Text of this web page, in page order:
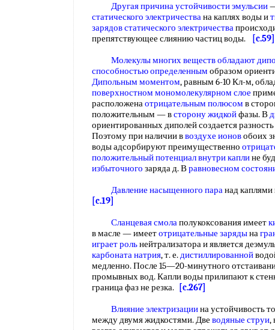
Другая причинаустойчивости эмульсии
статического электричествана каплях воды и
зарядов статического электричества
препятствующее слиянию частиц воды.
[c.59]
Молекулы многихвеществ обладают
способностью определенным образом
Дипольным моментом, равным 6-10 Кл-м,
поверхностном мономолекулярном слое
расположенаотрицательным полюсом в
положительным — всторону жидкойфазы. В
ориентированных диполей создается
Поэтому при наличии ввоздухе ионовобоих
воды адсорбируют преимущественно
положительный потенциалвнутри каплине
избыточного заряда д. Вравновесном
Давление насыщенного паранад
[c.19]
Сланцевая смолаполукоксования имеет
в масле — имеетотрицательные зарядына
играет рольнейтрализатора и является
карбоната натрия, т. е.дистиллированной
медленно. После 15—20-минутного
промывных вод. Капли воды прилипают к
граница фаз не резка.
[c.267]
Влияние электризациина устойчивость
между двумя жидкостями. Две водяные струи,